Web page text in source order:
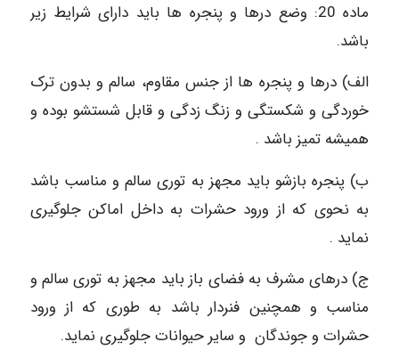
ماده 20: وضع درها و پنجره ها باید دارای شرایط زیر
باشد.
الف) درها و پنجره ها از جنس مقاوم، سالم و بدون ترک
خوردگی و شکستگی و زنگ زدگی و قابل شستشو بوده و
همیشه تمیز باشد .
ب) پنجره بازشو باید مجهز به توری سالم و مناسب باشد
به نحوی که از ورود حشرات به داخل اماکن جلوگیری
نماید .
ج) درهای مشرف به فضای باز باید مجهز به توری سالم و
مناسب و همچنین فنردار باشد به طوری که از ورود
حشرات و جوندگان و سایر حیوانات جلوگیری نماید.